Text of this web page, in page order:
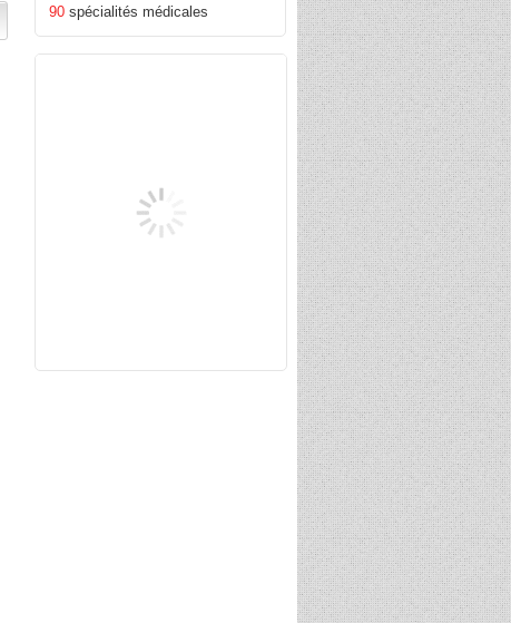
90 spécialités médicales